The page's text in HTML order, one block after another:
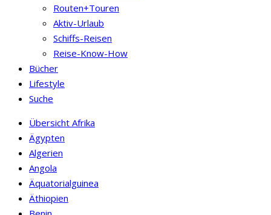
Routen+Touren
Aktiv-Urlaub
Schiffs-Reisen
Reise-Know-How
Bücher
Lifestyle
Suche
Übersicht Afrika
Ägypten
Algerien
Angola
Äquatorialguinea
Äthiopien